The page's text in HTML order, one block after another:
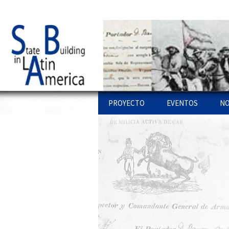
Statebglat
Just another WordPress site
Skip to content
PROYECTO
PROYECTO
ENLACES
EQUIPO
INVESTIGACIONES
EVENTOS
STATE BUILDING
AMERICA:
COLOQUIOS
OTROS
CONFERENCIAS